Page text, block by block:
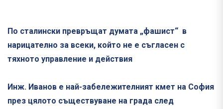
По сталински превръщат думата „фашист“ в
нарицателно за всеки, който не е съгласен с
тяхното управление и действия
Инж. Иванов е най-забележителният кмет на София
през цялото съществуване на града след